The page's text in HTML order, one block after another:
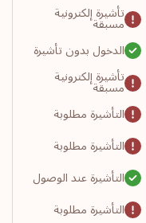
تأشيرة إلكترونية
مسبقة
الدخول بدون تأشيرة
تأشيرة إلكترونية
مسبقة
التأشيرة مطلوبة
التأشيرة مطلوبة
التأشيرة عند الوصول
التأشيرة مطلوبة